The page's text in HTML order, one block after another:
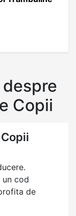
Copii
un cod
de